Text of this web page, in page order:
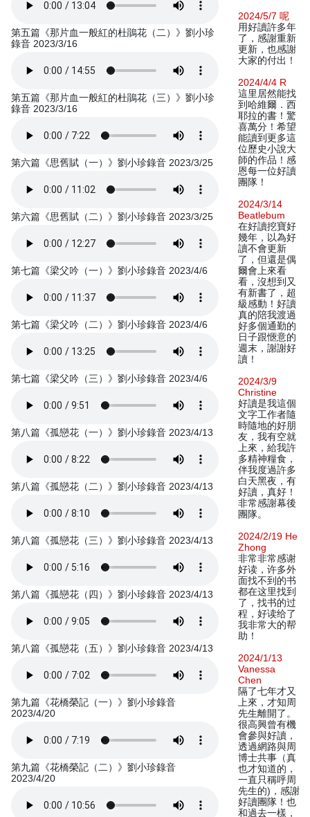
第五篇《那片血一般紅的杜鵑花（二）》劉小珍
錄音 2023/3/16
第五篇《那片血一般紅的杜鵑花（三）》劉小珍
錄音 2023/3/16
第六篇《思舊賦（一）》劉小珍錄音 2023/3/25
第六篇《思舊賦（二）》劉小珍錄音 2023/3/25
第七篇《梁父吟（一）》劉小珍錄音 2023/4/6
第七篇《梁父吟（二）》劉小珍錄音 2023/4/6
第七篇《梁父吟（三）》劉小珍錄音 2023/4/6
第八篇《孤戀花（一）》劉小珍錄音 2023/4/13
第八篇《孤戀花（二）》劉小珍錄音 2023/4/13
第八篇《孤戀花（三）》劉小珍錄音 2023/4/13
第八篇《孤戀花（四）》劉小珍錄音 2023/4/13
第八篇《孤戀花（五）》劉小珍錄音 2023/4/13
第九篇《花橋榮記（一）》劉小珍錄音
2023/4/20
第九篇《花橋榮記（二）》劉小珍錄音
2023/4/20
2024/5/7 呢
用好讀許多年
了，感謝重新
更新，也感謝
大家的付出！
2024/4/4 R
這里居然能找
到哈維爾．西
耶拉的書！驚
喜萬分！希望
能讀到更多這
位歷史小說大
師的作品！感
恩每一位好讀
團隊！
2024/3/14
Beatlebum
在好讀挖寶好
幾年，以為好
讀不會更新
了，但還是偶
爾會上來看
看，沒想到又
有新書了，超
級感動！好讀
真的陪我渡過
好多個通勤的
日子跟愜意的
週末，謝謝好
讀！
2024/3/9
Christine
好讀是我這個
文字工作者隨
時隨地的好朋
友，我有空就
上來，給我許
多精神糧食，
伴我度過許多
白天黑夜，有
好讀，真好！
非常感謝幕後
團隊。
2024/2/19 He
Zhong
非常非常感谢
好读，许多外
面找不到的书
都在这里找到
了，找书的过
程，好读给了
我非常大的帮
助！
2024/1/13
Vanessa
Chen
隔了七年才又
上來，才知周
先生離開了。
很高興曾有機
會參與好讀，
透過網路與周
博士共事（真
也才知道的，
一直只稱呼周
先生的)，感謝
好讀團隊！也
和過去一樣，